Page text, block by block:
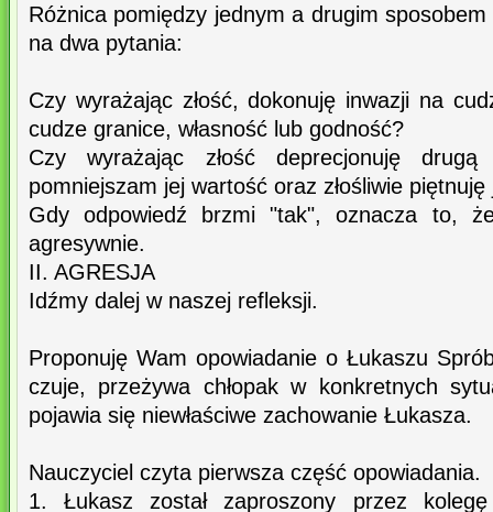
Różnica pomiędzy jednym a drugim
na dwa pytania:
Czy wyrażając złość, dokonuję inwazji na
cudze granice, własność lub godność?
Czy wyrażając złość deprecjonuję
pomniejszam jej wartość oraz złośliwie piętnuję
Gdy odpowiedź brzmi "tak", oznacza to,
agresywnie.
II. AGRESJA
Idźmy dalej w naszej refleksji.
Proponuję Wam opowiadanie o Łukaszu
czuje, przeżywa chłopak w konkretnych
pojawia się niewłaściwe zachowanie Łukasza.
Nauczyciel czyta pierwsza część opowiadania.
1. Łukasz został zaproszony przez